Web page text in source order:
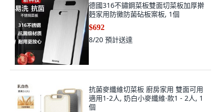
德國316不鏽鋼菜板雙面切菜板加厚擀
麪家用防黴防菌砧板案板, 1個
$692
8/20 預計送達
抗菌麥纖維切菜板 廚房家用 雙面可用
適用1-2人, 奶白小麥纖維·款1 - 2人, 1
個